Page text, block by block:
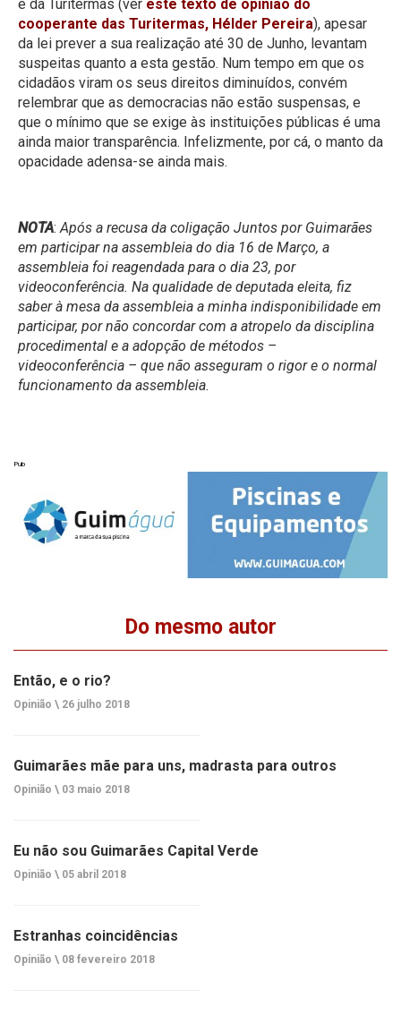
e da Turitermas (ver este texto de opinião do
cooperante das Turitermas, Hélder Pereira), apesar
da lei prever a sua realização até 30 de Junho, levantam
suspeitas quanto a esta gestão. Num tempo em que os
cidadãos viram os seus direitos diminuídos, convém
relembrar que as democracias não estão suspensas, e
que o mínimo que se exige às instituições públicas é uma
ainda maior transparência. Infelizmente, por cá, o manto da
opacidade adensa-se ainda mais.
NOTA: Após a recusa da coligação Juntos por Guimarães
em participar na assembleia do dia 16 de Março, a
assembleia foi reagendada para o dia 23, por
videoconferência. Na qualidade de deputada eleita, fiz
saber à mesa da assembleia a minha indisponibilidade em
participar, por não concordar com a atropelo da disciplina
procedimental e a adopção de métodos –
videoconferência – que não asseguram o rigor e o normal
funcionamento da assembleia.
Pub
Do mesmo autor
Então, e o rio?
Opinião \ 26 julho 2018
Guimarães mãe para uns, madrasta para outros
Opinião \ 03 maio 2018
Eu não sou Guimarães Capital Verde
Opinião \ 05 abril 2018
Estranhas coincidências
Opinião \ 08 fevereiro 2018